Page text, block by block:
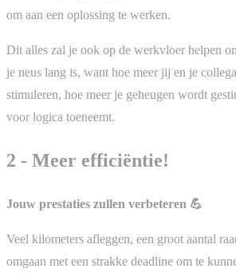
om aan een oplossing te werken.
Dit alles zal je ook op de werkvloer helpen
je neus lang is, want hoe meer jij en je
stimuleren, hoe meer je geheugen wordt
voor logica toeneemt.
2 - Meer efficiëntie!
Jouw prestaties zullen verbeteren 💪
Veel kilometers afleggen, een groot aantal
omgaan met een strakke deadline om te